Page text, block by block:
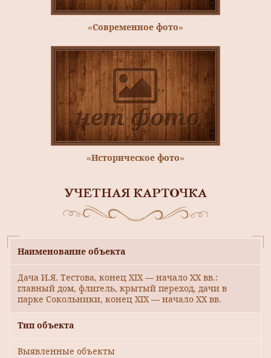
«Современное фото»
«Историческое фото»
УЧЕТНАЯ КАРТОЧКА
Наименование объекта
Дача И.Я. Тестова, конец XIX — начало XX вв.:
главный дом, флигель, крытый переход, дачи в
парке Сокольники, конец XIX — начало XX вв.
Тип объекта
Выявленные объекты